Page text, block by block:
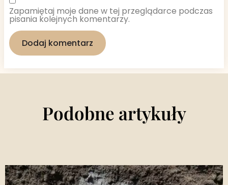
Zapamiętaj moje dane w tej przeglądarce podczas
pisania kolejnych komentarzy.
Podobne artykuły